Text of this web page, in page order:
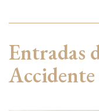
Entradas